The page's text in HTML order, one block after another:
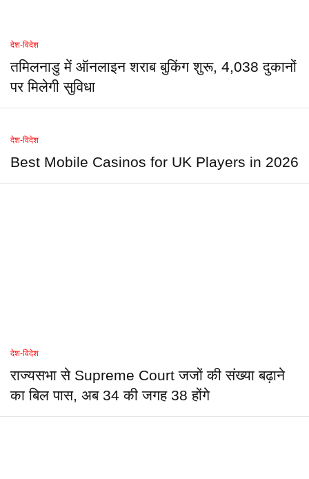
देश-विदेश
तमिलनाडु में ऑनलाइन शराब बुकिंग शुरू, 4,038 दुकानों
पर मिलेगी सुविधा
देश-विदेश
Best Mobile Casinos for UK Players in 2026
देश-विदेश
राज्यसभा से Supreme Court जजों की संख्या बढ़ाने
का बिल पास, अब 34 की जगह 38 होंगे